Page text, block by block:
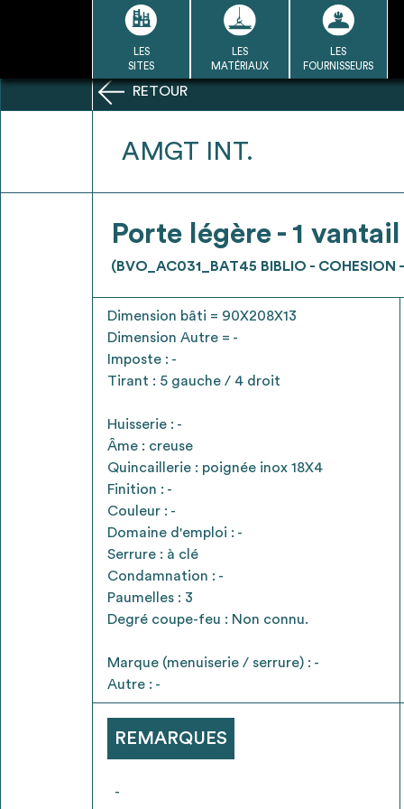
LES
SITES
LES
MATÉRIAUX
LES
FOURNISSEURS
LA DÉMARCHE
LA BASE
DU RÉEMPLOI
Refair mode d'emploi
Se connecter / Se créer un
Une fois
voirFAQ
RETOUR
AMGT INT.
Porte légère - 1 vantail
(BVO_AC031_BAT45 BIBLIO - COHESION
Dimension bâti = 90X208X13
Dimension Autre = -
Imposte : -
Tirant : 5 gauche / 4 droit
Huisserie : -
Âme : creuse
Quincaillerie : poignée inox 18X4
Finition : -
Couleur : -
Domaine d'emploi : -
Serrure : à clé
Condamnation : -
Paumelles : 3
Degré coupe-feu : Non connu.
Marque (menuiserie / serrure) : -
Autre : -
REMARQUES
-